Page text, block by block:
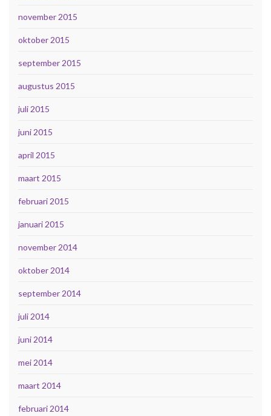
november 2015
oktober 2015
september 2015
augustus 2015
juli 2015
juni 2015
april 2015
maart 2015
februari 2015
januari 2015
november 2014
oktober 2014
september 2014
juli 2014
juni 2014
mei 2014
maart 2014
februari 2014